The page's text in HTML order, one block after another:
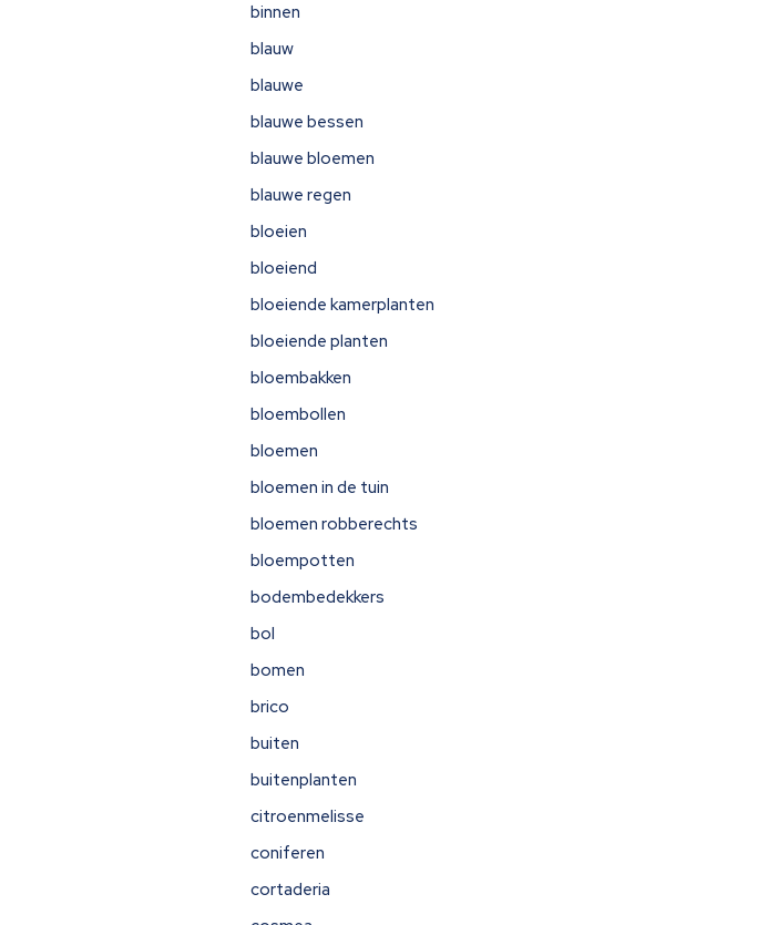
binnen
blauw
blauwe
blauwe bessen
blauwe bloemen
blauwe regen
bloeien
bloeiend
bloeiende kamerplanten
bloeiende planten
bloembakken
bloembollen
bloemen
bloemen in de tuin
bloemen robberechts
bloempotten
bodembedekkers
bol
bomen
brico
buiten
buitenplanten
citroenmelisse
coniferen
cortaderia